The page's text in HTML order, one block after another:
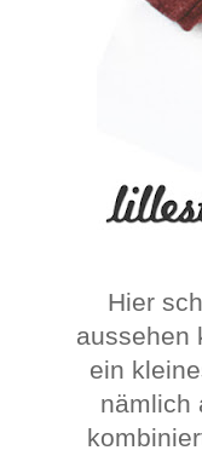
Hier
aussehen
ein
nämlich